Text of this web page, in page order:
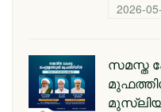
2026-
സമസ്ത